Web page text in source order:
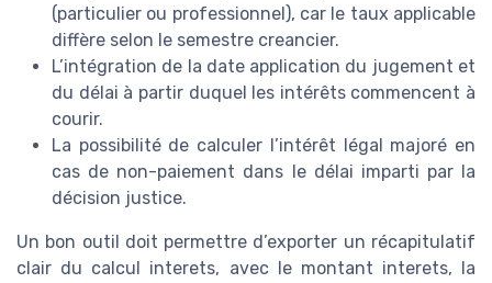
(particulier ou professionnel), car le taux applicable
diffère selon le semestre creancier.
L’intégration de la date application du jugement et
du délai à partir duquel les intérêts commencent à
courir.
La possibilité de calculer l’intérêt légal majoré en
cas de non-paiement dans le délai imparti par la
décision justice.
Un bon outil doit permettre d’exporter un récapitulatif
clair du calcul interets, avec le montant interets, la